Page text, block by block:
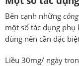
Bên cạnh những
một số tác dụng phụ
dùng nên cần đặc
Liều 30mg/ ngày